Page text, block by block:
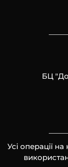
БЦ
Усі операції